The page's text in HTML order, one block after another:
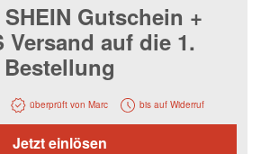
Gutschein +
Versand auf die 1.
Bestellung
überprüft von Marc bis auf Widerruf
Jetzt einlösen